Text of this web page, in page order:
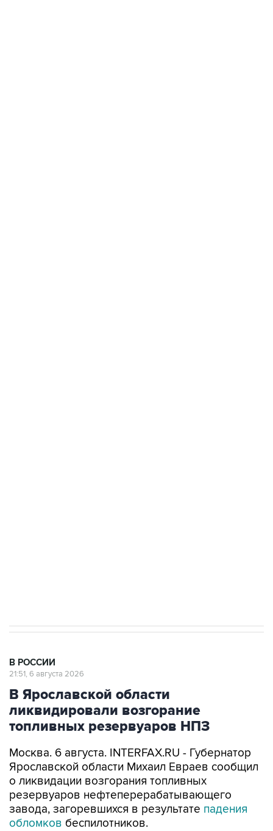
В РОССИИ
21:51, 6 августа 2026
В Ярославской области
ликвидировали возгорание
топливных резервуаров НПЗ
Москва. 6 августа. INTERFAX.RU - Губернатор
Ярославской области Михаил Евраев сообщил
о ликвидации возгорания топливных
резервуаров нефтеперерабатывающего
завода, загоревшихся в результате падения
обломков беспилотников.